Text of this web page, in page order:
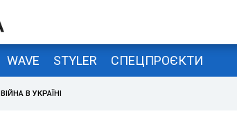
WAVE STYLER СПЕЦПРОЄКТИ
ВІЙНА В УКРАЇНІ